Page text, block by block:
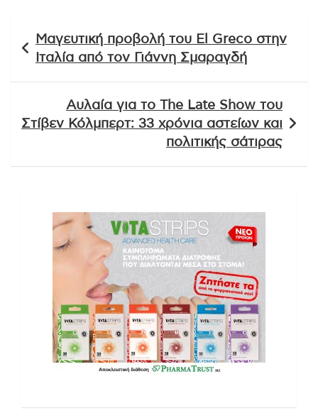
άρθρων
Μαγευτική προβολή του El Greco στην
Ιταλία από τον Γιάννη Σμαραγδή
Αυλαία για το The Late Show του
Στίβεν Κόλμπερτ: 33 χρόνια αστείων και
πολιτικής σάτιρας